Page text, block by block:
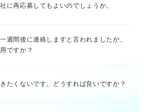
に再応募してもよいのでしょうか。
週間後に連絡しますと言われましたが、
ですか？
たくないです。どうすれば良いですか？